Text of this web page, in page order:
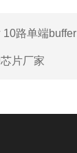
路单端buffer
片厂家